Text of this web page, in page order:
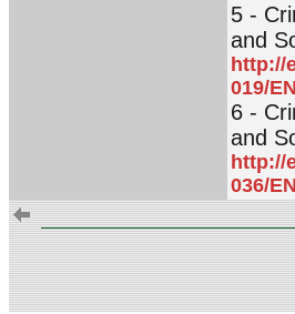
5 -
and
http://
019/
6 -
and
http://
036/